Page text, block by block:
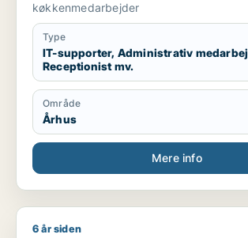
køkkenmedarbejder
Type
IT-supporter, Administrativ
Receptionist mv.
Område
Århus
Mere info
Charlotte søger job som receptionist /
6 år siden